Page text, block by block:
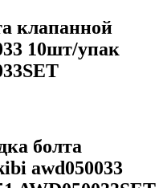
клапанной
10шт/упак
болта
awd050033